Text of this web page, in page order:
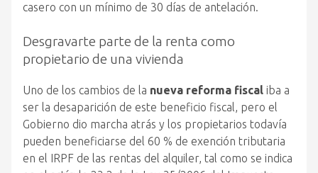
casero con un mínimo de 30 días de antelación.
Desgravarte parte de la renta como
propietario de una vivienda
Uno de los cambios de la nueva reforma fiscal iba a
ser la desaparición de este beneficio fiscal, pero el
Gobierno dio marcha atrás y los propietarios todavía
pueden beneficiarse del 60 % de exención tributaria
en el IRPF de las rentas del alquiler, tal como se indica